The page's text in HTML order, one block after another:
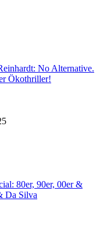
No Alternative.
Ökothriller!
80er, 90er, 00er &
Da Silva